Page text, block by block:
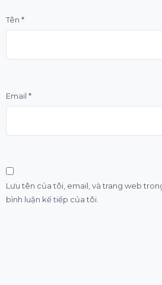
Tên *
Email *
Lưu tên của tôi, email, và trang web
bình luận kế tiếp của tôi.